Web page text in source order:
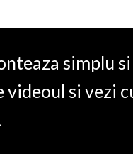
simplu
videoul si vezi